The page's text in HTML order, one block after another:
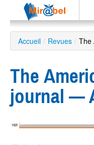
Le réseau
Soutien
Recherche
Accueil / Revues / The
The
journal —
1925